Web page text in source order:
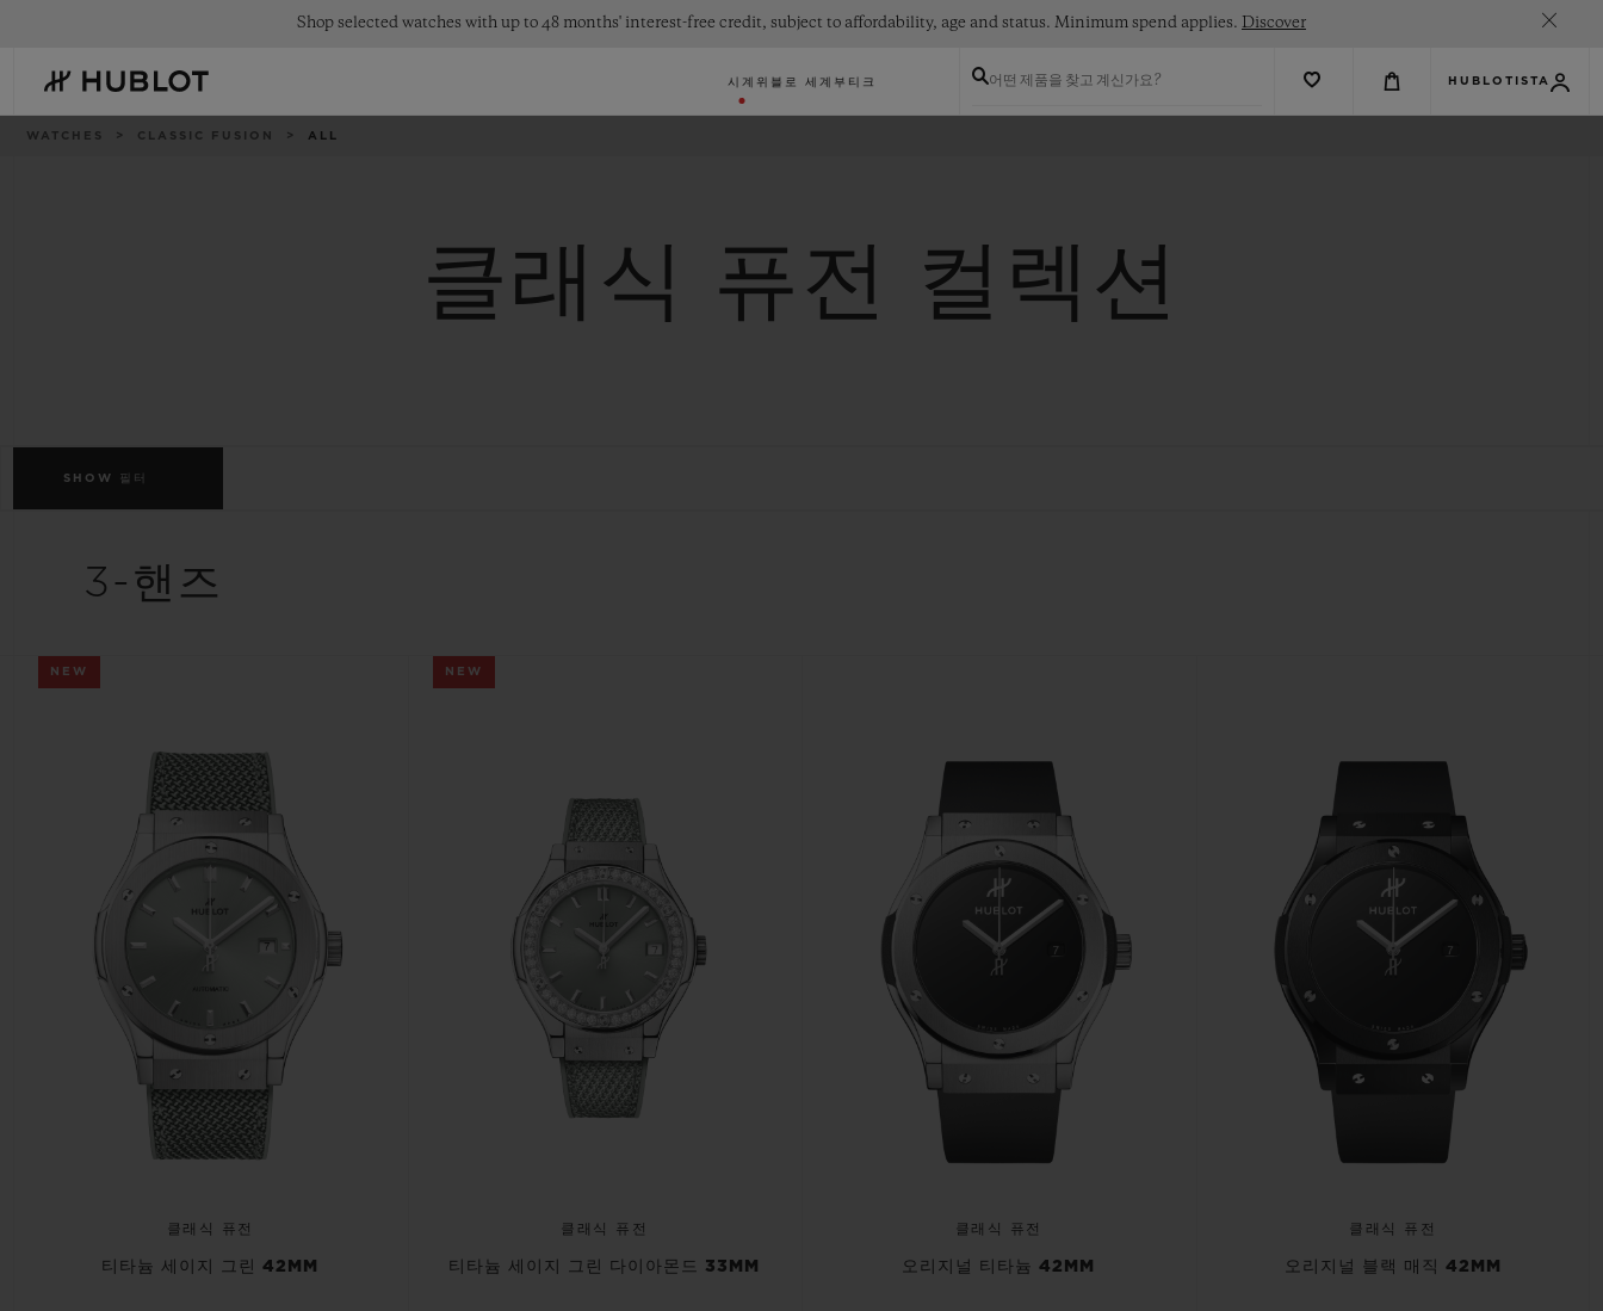
content
Shop selected watches with up to 48 months' interest-free credit, subject to affordability, age and status. Minimum spend applies. Discover
시계 위블로 세계 부티크 어떤 제품을 찾고 계신가요? HUBLOTISTA
이
WATCHES CLASSIC FUSION ALL
클래식 퓨전 컬렉션
SHOW 필터
3-핸즈
NEW
클래식 퓨전
티타늄 세이지 그린 42MM
NEW
클래식 퓨전
티타늄 세이지 그린 다이아몬드 33MM
클래식 퓨전
오리지널 티타늄 42MM
클래식 퓨전
오리지널 블랙 매직 42MM
안전한 결제 기프트 파우치
연락처 부티크 검색